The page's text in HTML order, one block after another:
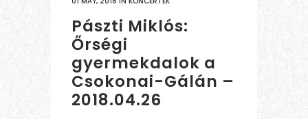
Pászti Miklós:
Őrségi
gyermekdalok a
Csokonai-Gálán –
2018.04.26